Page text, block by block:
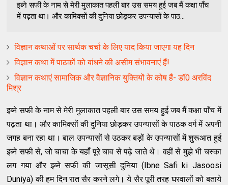
इब्ने सफी के नाम से मेरी मुलाकात पहली बार उस समय हुई जब मैं कक्षा पाँच
में पढ़ता था। और कामिक्सों की दुनिया छोड़कर उपन्यासों के पाठ...
विज्ञान कथाओं पर सार्थक चर्चा के लिए याद किया जाएगा यह दिन
विज्ञान कथा में पाठकों को बांधने की असीम संभावनाएं हैं!
विज्ञान कथाएं सामाजिक और वैज्ञानिक युक्तियों के कोष हैं- डॉ0 अरविंद
मिश्र
इब्ने सफी के नाम से मेरी मुलाकात पहली बार उस समय हुई जब मैं कक्षा पाँच में
पढ़ता था। और कामिक्सों की दुनिया छोड़कर उपन्यासों के पाठक वर्ग में अपनी
जगह बना रहा था। बाल उपन्यासों से उठकर बड़ों के उपन्यासों में शुरूआत हुई
इब्ने सफी से, जो चाचा के यहाँ पूरे चाव से पढ़े जाते थे। वहीं से मुझे भी चस्का
लग गया और इब्ने सफी की जासूसी दुनिया (Ibne Safi ki Jasoosi
Duniya) की हम दिन रात सैर करने लगे। ये सैर पूरी तरह घरवालों को बताये